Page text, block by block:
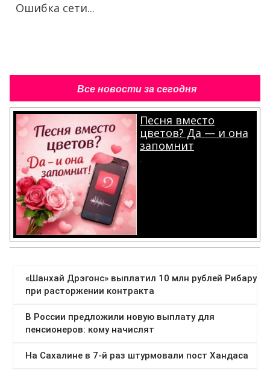
Ошибка сети...
Все новости за сегодня
Песня вместо
цветов? Да — и она
запомнит
.